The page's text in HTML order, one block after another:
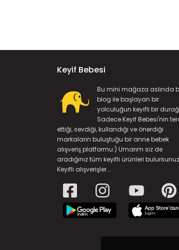
Keyif Bebesi
Bu mini mağaza aslında
blog ile başlayan bir
yolculuğun keyifli bir
Sadece Keyif Bebesi'nin
ettiği, sevdiği, kullandığı ve önerdiği
markaların buluştuğu bir anne bebek
alışveriş platformu:) Umarım siz de
aradığınız tüm keyifli ürünleri
Keyifli alışverişler...